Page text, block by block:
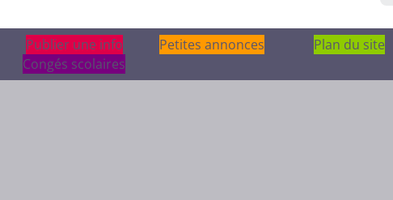
Publier une info
Publier une info
Petites annonces
Plan du site
Congés scolaires